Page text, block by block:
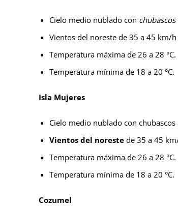
Cielo medio nublado con
Vientos del noreste de 35 a 45 km/
Temperatura máxima de 26 a 28 °C.
Temperatura mínima de 18 a 20 °C.
Isla Mujeres
Cielo medio nublado con chubascos
Vientos del noreste de 35 a 45
Temperatura máxima de 26 a 28 °C.
Temperatura mínima de 18 a 20 °C.
Cozumel